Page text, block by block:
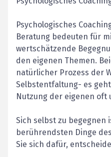
Psychologisches
Beratung bedeuten für
wertschätzende
den eigenen Themen.
natürlicher Prozess der
Selbstentfaltung- es
Nutzung der eigenen oft
Sich selbst zu begegnen
berührendsten Dinge
Sie sich dafür,